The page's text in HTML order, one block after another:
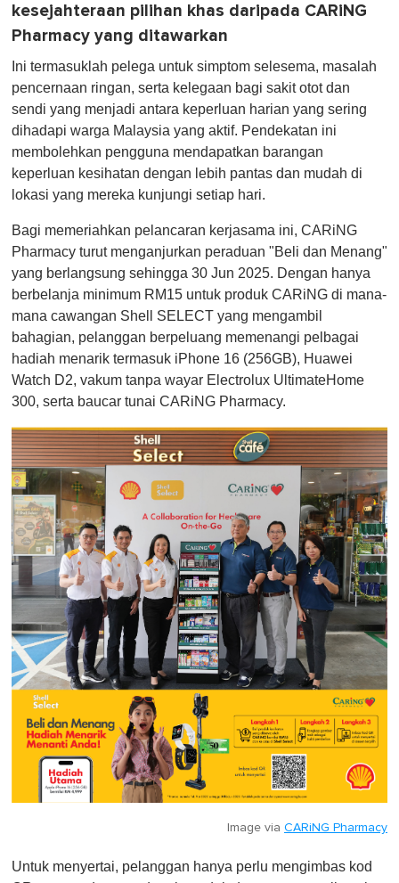
kesejahteraan pilihan khas daripada CARiNG
Pharmacy yang ditawarkan
Ini termasuklah pelega untuk simptom selesema, masalah
pencernaan ringan, serta kelegaan bagi sakit otot dan
sendi yang menjadi antara keperluan harian yang sering
dihadapi warga Malaysia yang aktif. Pendekatan ini
membolehkan pengguna mendapatkan barangan
keperluan kesihatan dengan lebih pantas dan mudah di
lokasi yang mereka kunjungi setiap hari.
Bagi memeriahkan pelancaran kerjasama ini, CARiNG
Pharmacy turut menganjurkan peraduan "Beli dan Menang"
yang berlangsung sehingga 30 Jun 2025. Dengan hanya
berbelanja minimum RM15 untuk produk CARiNG di mana-
mana cawangan Shell SELECT yang mengambil
bahagian, pelanggan berpeluang memenangi pelbagai
hadiah menarik termasuk iPhone 16 (256GB), Huawei
Watch D2, vakum tanpa wayar Electrolux UltimateHome
300, serta baucar tunai CARiNG Pharmacy.
Image via CARiNG Pharmacy
Untuk menyertai, pelanggan hanya perlu mengimbas kod